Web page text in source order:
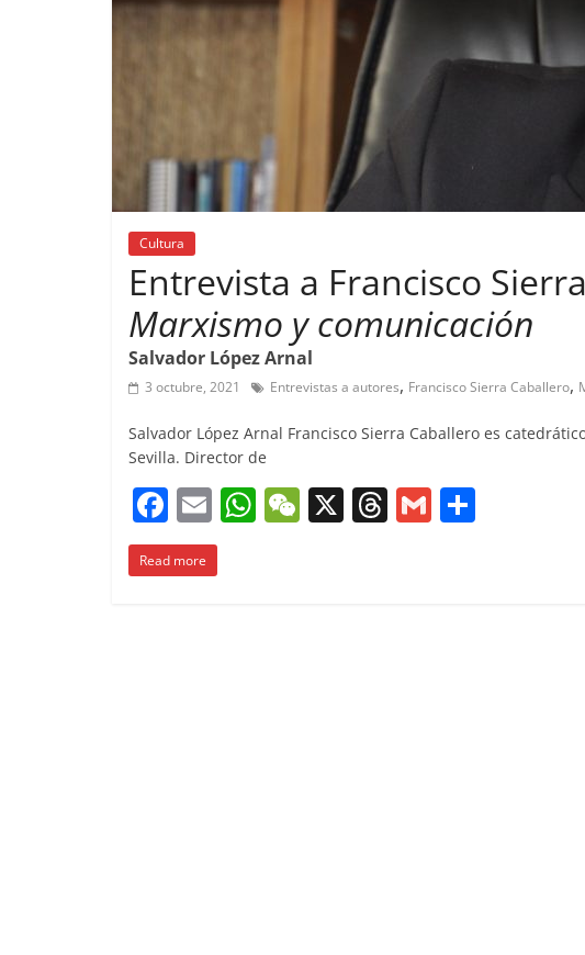
Cultura
Entrevista a Francisco
Marxismo y comunicación
Salvador López Arnal
3 octubre, 2021 Entrevistas a autores, Francisco Sierra Caballero,
Salvador López Arnal Francisco Sierra Caballero es
Sevilla. Director de
F
a
c
E
m
ai
W W X T G
Read more